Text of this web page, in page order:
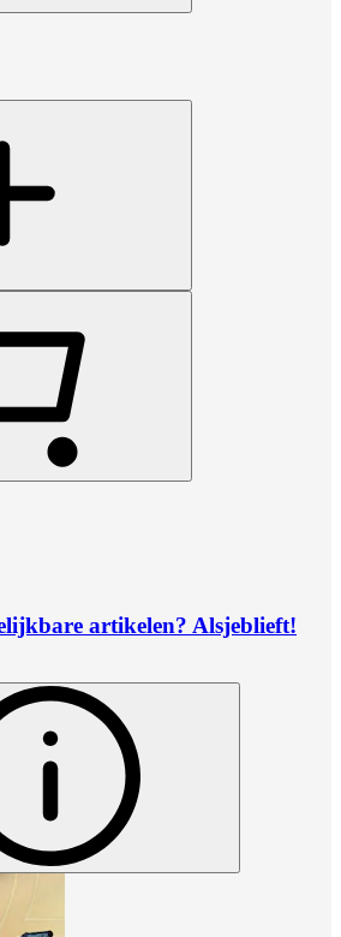
artikelen? Alsjeblieft!